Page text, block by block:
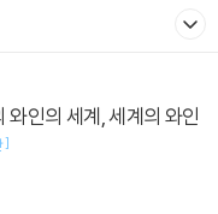
]